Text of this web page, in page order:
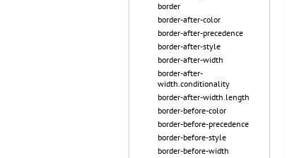
border
border-after-color
border-after-precedence
border-after-style
border-after-width
border-after-
width.conditionality
border-after-width.length
border-before-color
border-before-precedence
border-before-style
border-before-width